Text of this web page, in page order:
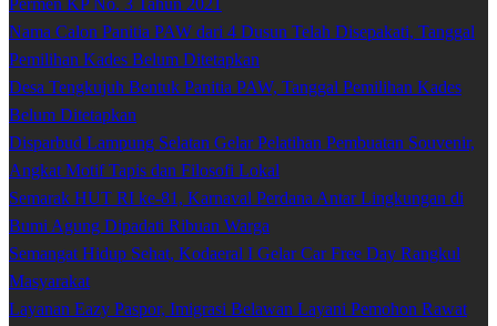
Permen KP No. 3 Tahun 2021
Nama Calon Panitia PAW dari 4 Dusun Telah Disepakati, Tanggal
Pemilihan Kades Belum Ditetapkan
Desa Tengkujuh Bentuk Panitia PAW, Tanggal Pemilihan Kades
Belum Ditetapkan
Disparbud Lampung Selatan Gelar Pelatihan Pembuatan Souvenir,
Angkat Motif Tapis dan Filosofi Lokal
Semarak HUT RI ke-81, Karnaval Perdana Antar Lingkungan di
Bumi Agung Dipadati Ribuan Warga
Semangat Hidup Sehat, Kodaeral I Gelar Car Free Day Rangkul
Masyarakat
Layanan Eazy Paspor, Imigrasi Belawan Layani Pemohon Rawat